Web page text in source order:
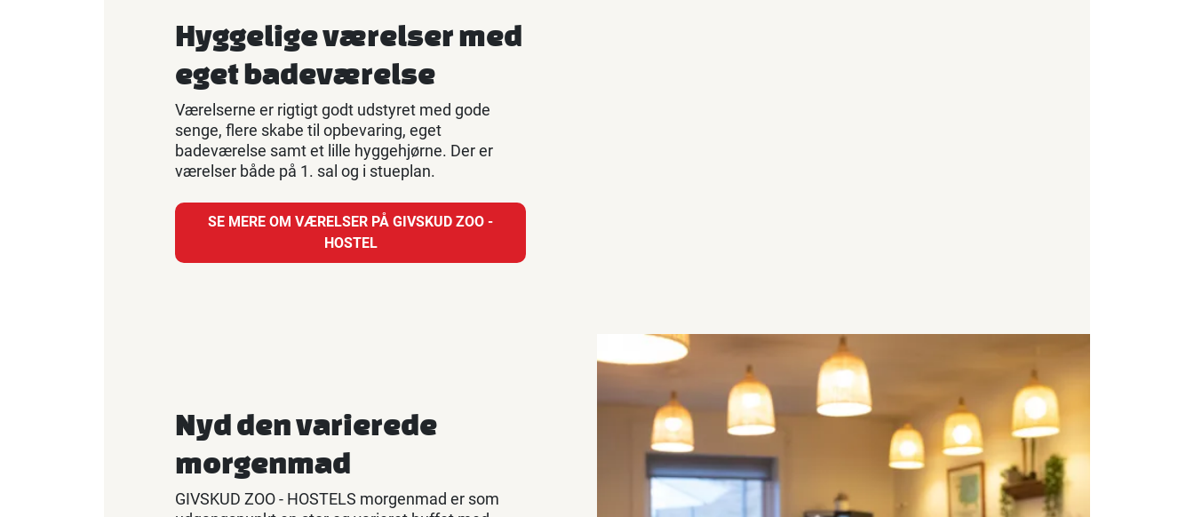
Hyggelige værelser med
eget badeværelse
Værelserne er rigtigt godt udstyret med gode
senge, flere skabe til opbevaring, eget
badeværelse samt et lille hyggehjørne. Der er
værelser både på 1. sal og i stueplan.
SE MERE OM VÆRELSER PÅ GIVSKUD ZOO -
HOSTEL
Nyd den varierede
morgenmad
GIVSKUD ZOO - HOSTELS morgenmad er som